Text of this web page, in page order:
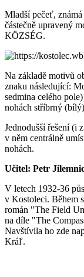
Mladší pečeť,
částečně upravený
KÖZSÉG.
Na základě motivů
znaku následující:
sedmina celého
nohách stříbrný
Jednodušší řešení (i
v něm centrálně
nohách.
Učitel: Petr
V letech 1932-36
v Kostoleci. Během
román "The Field
na díle "The
Navštívila ho zde
Kráľ.